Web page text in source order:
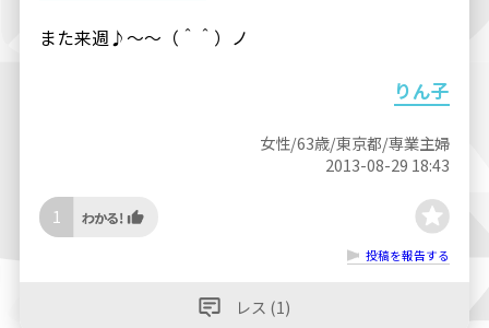
また来週♪～～（＾＾）ノ
りん子
女性/63歳/東京都/専業主婦
2013-08-29 18:43
1
投稿を報告する
レス (1)